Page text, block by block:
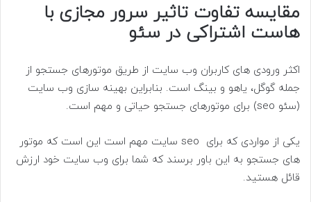
مقایسه تفاوت تاثیر سرور مجازی با
هاست اشتراکی در سئو
اکثر ورودی های کاربران وب سایت از طریق موتورهای جستجو از
جمله گوگل، یاهو و بینگ است. بنابراین بهینه سازی وب سایت
(سئو seo) برای موتورهای جستجو حیاتی و مهم است.
یکی از مواردی که برای seo سایت مهم است این است که موتور
های جستجو به این باور برسند که شما برای وب سایت خود ارزش
قائل هستید.